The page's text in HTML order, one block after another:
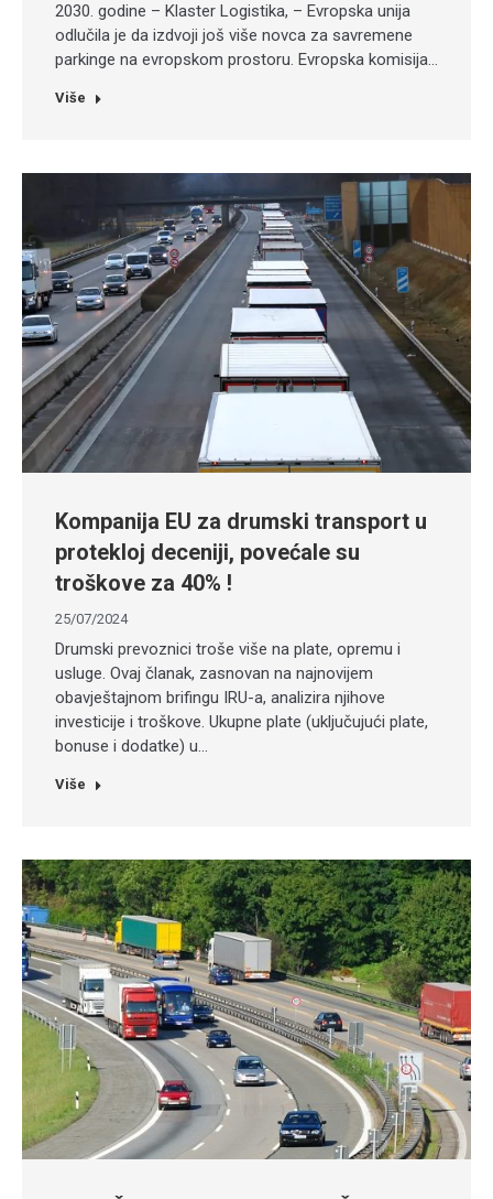
2030. godine – Klaster Logistika, – Evropska unija
odlučila je da izdvoji još više novca za savremene
parkinge na evropskom prostoru. Evropska komisija…
Više
Kompanija EU za drumski transport u
protekloj deceniji, povećale su
troškove za 40% !
25/07/2024
Drumski prevoznici troše više na plate, opremu i
usluge. Ovaj članak, zasnovan na najnovijem
obavještajnom brifingu IRU-a, analizira njihove
investicije i troškove. Ukupne plate (uključujući plate,
bonuse i dodatke) u…
Više